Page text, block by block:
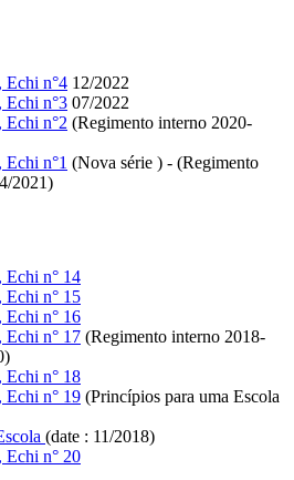
Echi n°4 12/2022
Echi n°3 07/2022
Echi n°2 (Regimento interno 2020-
Echi n°1 (Nova série ) - (Regimento
2021)
Echi n° 14
Echi n° 15
Echi n° 16
Echi n° 17 (Regimento interno 2018-
Echi n° 18
Echi n° 19 (Princípios para uma Escola
(date : 11/2018)
Echi n° 20